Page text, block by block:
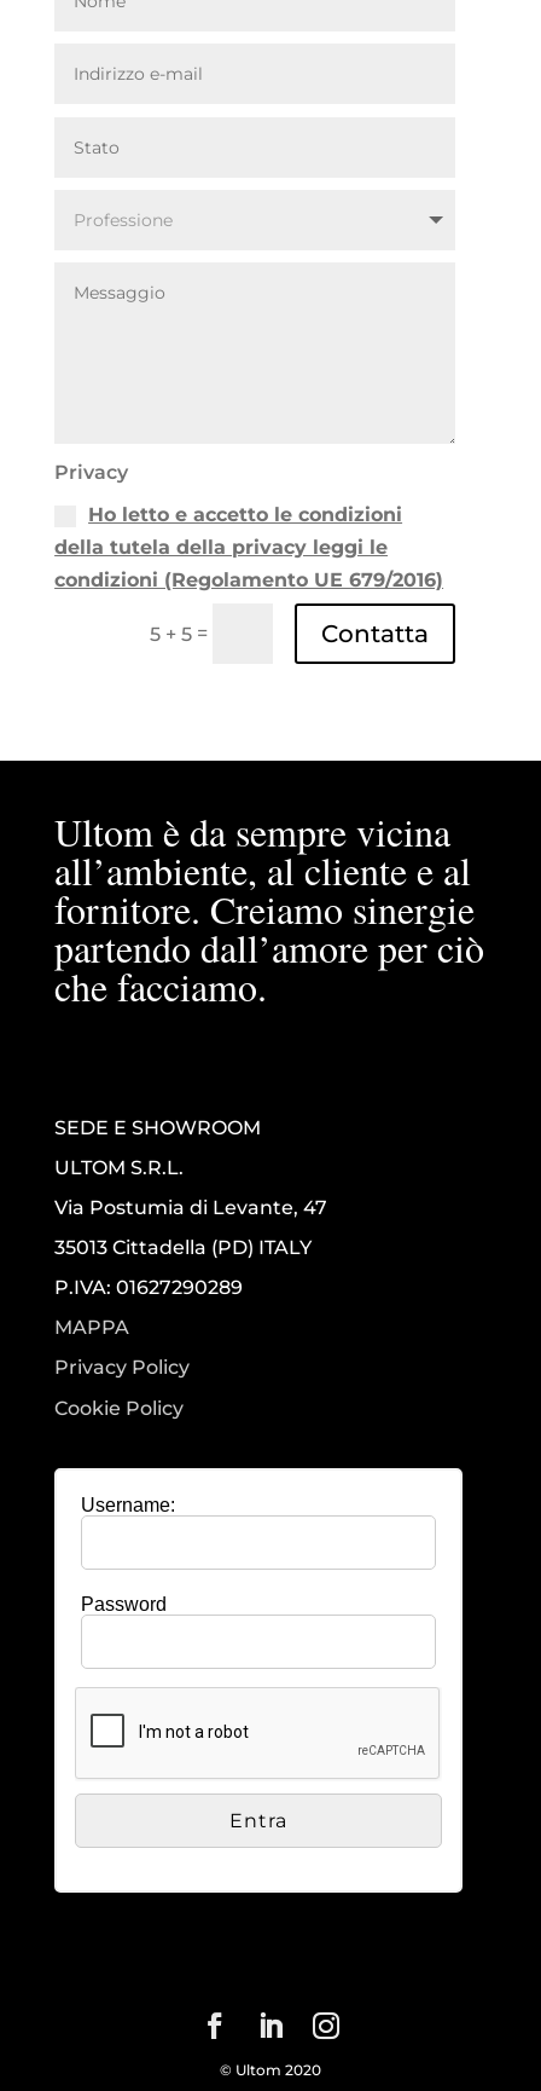
Privacy
Ho letto e accetto le condizioni
della tutela della privacy leggi le
condizioni (Regolamento UE 679/2016)
5 + 5 = Contatta
Ultom è da sempre vicina
all’ambiente, al cliente e al
fornitore. Creiamo sinergie
partendo dall’amore per ciò
che facciamo.
SEDE E SHOWROOM
ULTOM S.R.L.
Via Postumia di Levante, 47
35013 Cittadella (PD) ITALY
P.IVA: 01627290289
MAPPA
Privacy Policy
Cookie Policy
Username:
Password
© Ultom 2020